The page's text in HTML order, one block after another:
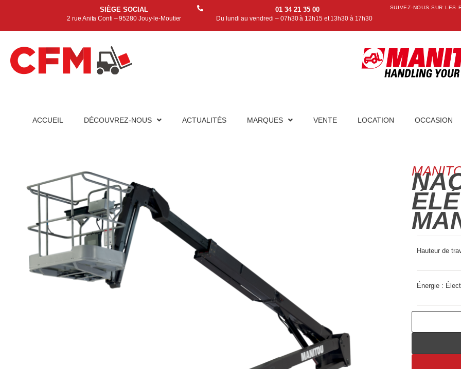
SIÈGE SOCIAL
2 rue Anita Conti – 95280 Jouy-le-Moutier
01 34 21 35 00
Du lundi au vendredi – 07h30 à 12h15 et 13h30 à 17h30
SUIVEZ-NOUS SUR LES
ACCUEIL DÉCOUVREZ-NOUS ACTUALITÉS MARQUES VENTE LOCATION OCCASION
Hauteur de
Énergie :